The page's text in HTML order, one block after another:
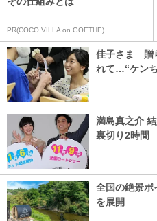
PR(COCO VILLA on GOETHE)
佳子さま 贈
れて…“ケン
満島真之介
裏切り2時間
全国の絶景ポ
を展開